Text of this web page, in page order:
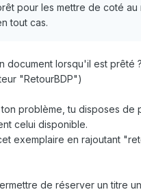
pour les mettre de coté
tout cas.
document lorsqu'il est prêté
"RetourBDP")
problème, tu disposes de
celui disponible.
exemplaire en rajoutant
de réserver un titre